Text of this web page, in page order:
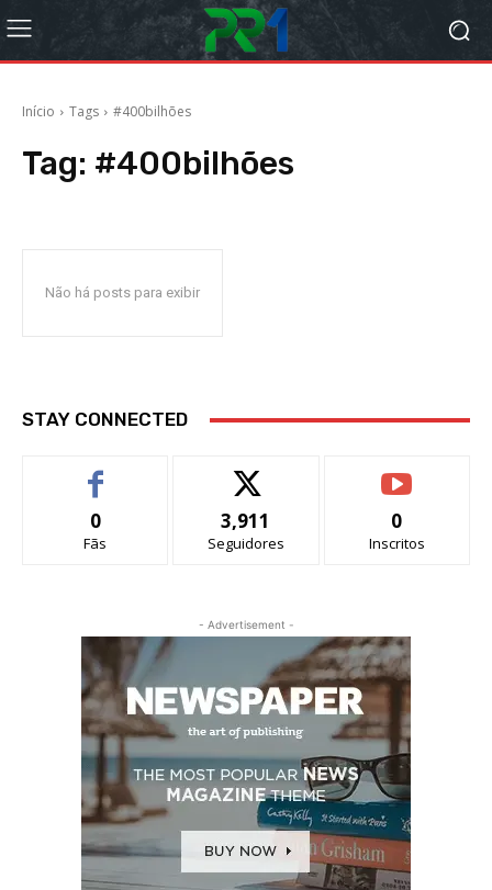
Início Tags #400bilhões
Tag: #400bilhões
Não há posts para exibir
STAY CONNECTED
0
Fãs
3,911
Seguidores
0
Inscritos
- Advertisement -